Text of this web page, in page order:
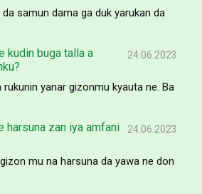
samun dama ga duk yarukan da
24.06.2023
kudin buga talla a
rukunin yanar gizonmu kyauta ne. Ba
24.06.2023
harsuna zan iya amfani
mu na harsuna da yawa ne don